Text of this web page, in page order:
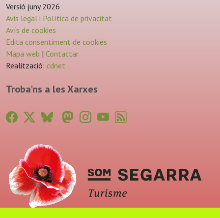
Versió juny 2026
Avis legal i Política de privacitat
Avís de cookies
Edita consentiment de cookies
Mapa web | Contactar
Realització: cdnet
Troba'ns a les Xarxes